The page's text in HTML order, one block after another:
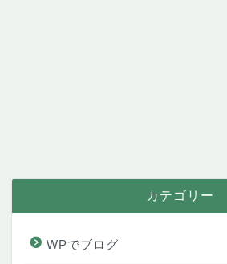
カテゴリー
WPでブログ